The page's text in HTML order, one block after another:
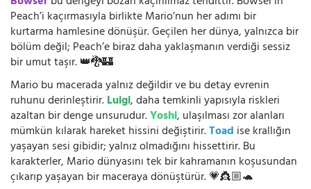
Peach’i kaçırmasıyla birlikte Mario’nun her adımı bir
kurtarma hamlesine dönüşür. Geçilen her dünya, yalnızca bir
bölüm değil; Peach’e biraz daha yaklaşmanın verdiği sessiz
bir umut taşır. 👑🐉🏰
Mario bu macerada yalnız değildir ve bu detay evrenin
ruhunu derinleştirir.Luigi, daha temkinli yapısıyla riskleri
azaltan bir denge unsurudur.Yoshi, ulaşılması zor alanları
mümkün kılarak hareket hissini değiştirir.Toad ise krallığın
yaşayan sesi gibidir; yalnız olmadığını hissettirir. Bu
karakterler, Mario dünyasını tek bir kahramanın koşusundan
çıkarıp yaşayan bir maceraya dönüştürür. 💗👸🏼🐢